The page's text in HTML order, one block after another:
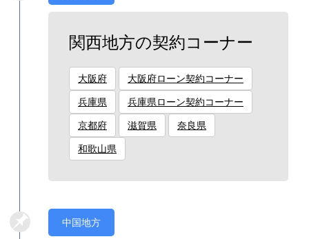
関西地方の契約コーナー
大阪府 大阪府ローン契約コーナー
兵庫県 兵庫県ローン契約コーナー
京都府 滋賀県 奈良県
和歌山県
中国地方